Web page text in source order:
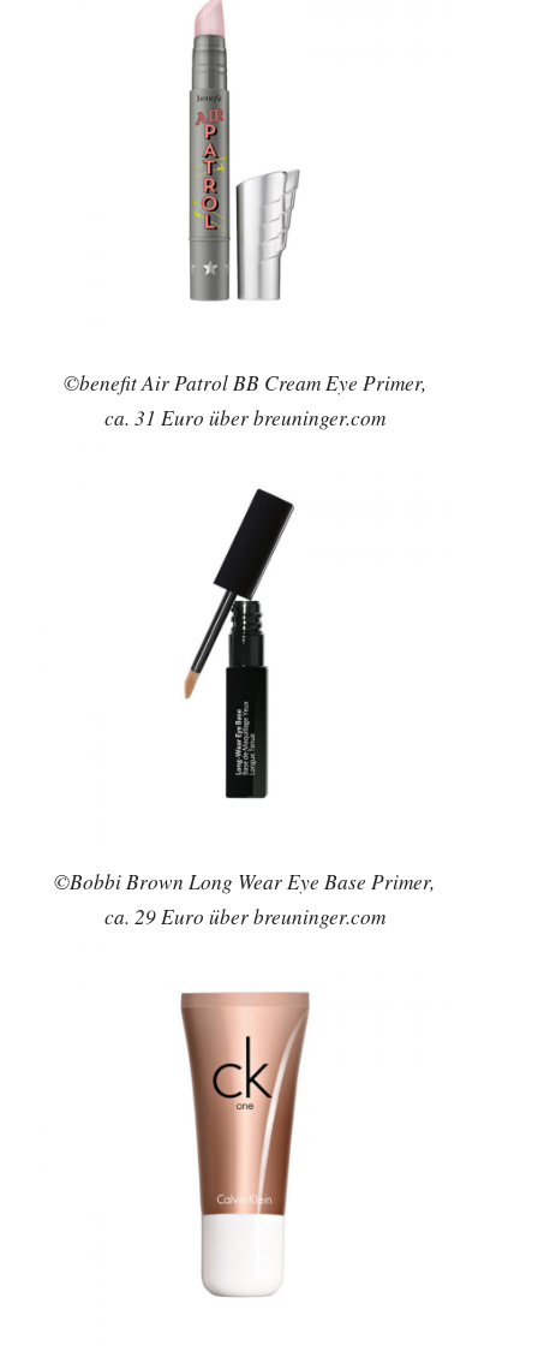
©benefit Air Patrol BB Cream Eye Primer,
ca. 31 Euro über breuninger.com
©Bobbi Brown Long Wear Eye Base Primer,
ca. 29 Euro über breuninger.com